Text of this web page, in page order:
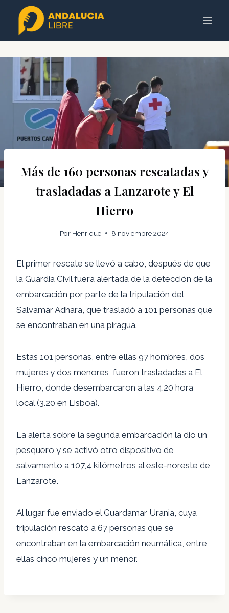
Saltar
contenido
Más de 160 personas rescatadas y
trasladadas a Lanzarote y El
Hierro
Por Henrique 8 noviembre 2024
El primer rescate se llevó a cabo, después de que
la Guardia Civil fuera alertada de la detección de la
embarcación por parte de la tripulación del
Salvamar Adhara, que trasladó a 101 personas que
se encontraban en una piragua.
Estas 101 personas, entre ellas 97 hombres, dos
mujeres y dos menores, fueron trasladadas a El
Hierro, donde desembarcaron a las 4.20 hora
local (3.20 en Lisboa).
La alerta sobre la segunda embarcación la dio un
pesquero y se activó otro dispositivo de
salvamento a 107,4 kilómetros al este-noreste de
Lanzarote.
Al lugar fue enviado el Guardamar Urania, cuya
tripulación rescató a 67 personas que se
encontraban en la embarcación neumática, entre
ellas cinco mujeres y un menor.